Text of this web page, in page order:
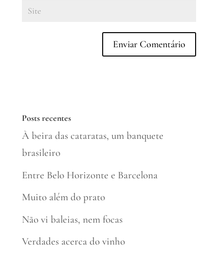
Posts recentes
À beira das cataratas, um banquete
brasileiro
Entre Belo Horizonte e Barcelona
Muito além do prato
Não vi baleias, nem focas
Verdades acerca do vinho